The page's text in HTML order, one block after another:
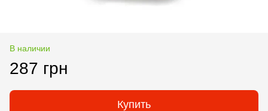
В наличии
287 грн
Купить